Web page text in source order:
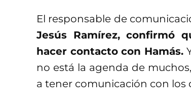
El responsable de
Jesús Ramírez, confirmó
hacer contacto con Hamás.
no está la agenda de
a tener comunicación con los